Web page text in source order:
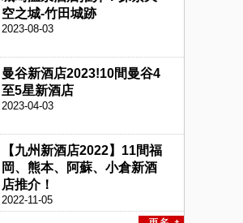
空之城-竹田城跡
2023-08-03
曼谷新酒店2023!10間曼谷4
至5星新酒店
2023-04-03
【九州新酒店2022】11間福
岡、熊本、阿蘇、小倉新酒
店推介！
2022-11-05